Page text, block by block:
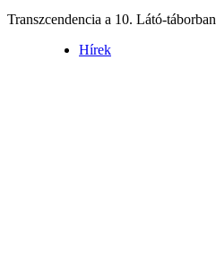
Transzcendencia a 10. Látó-táborban
Hírek